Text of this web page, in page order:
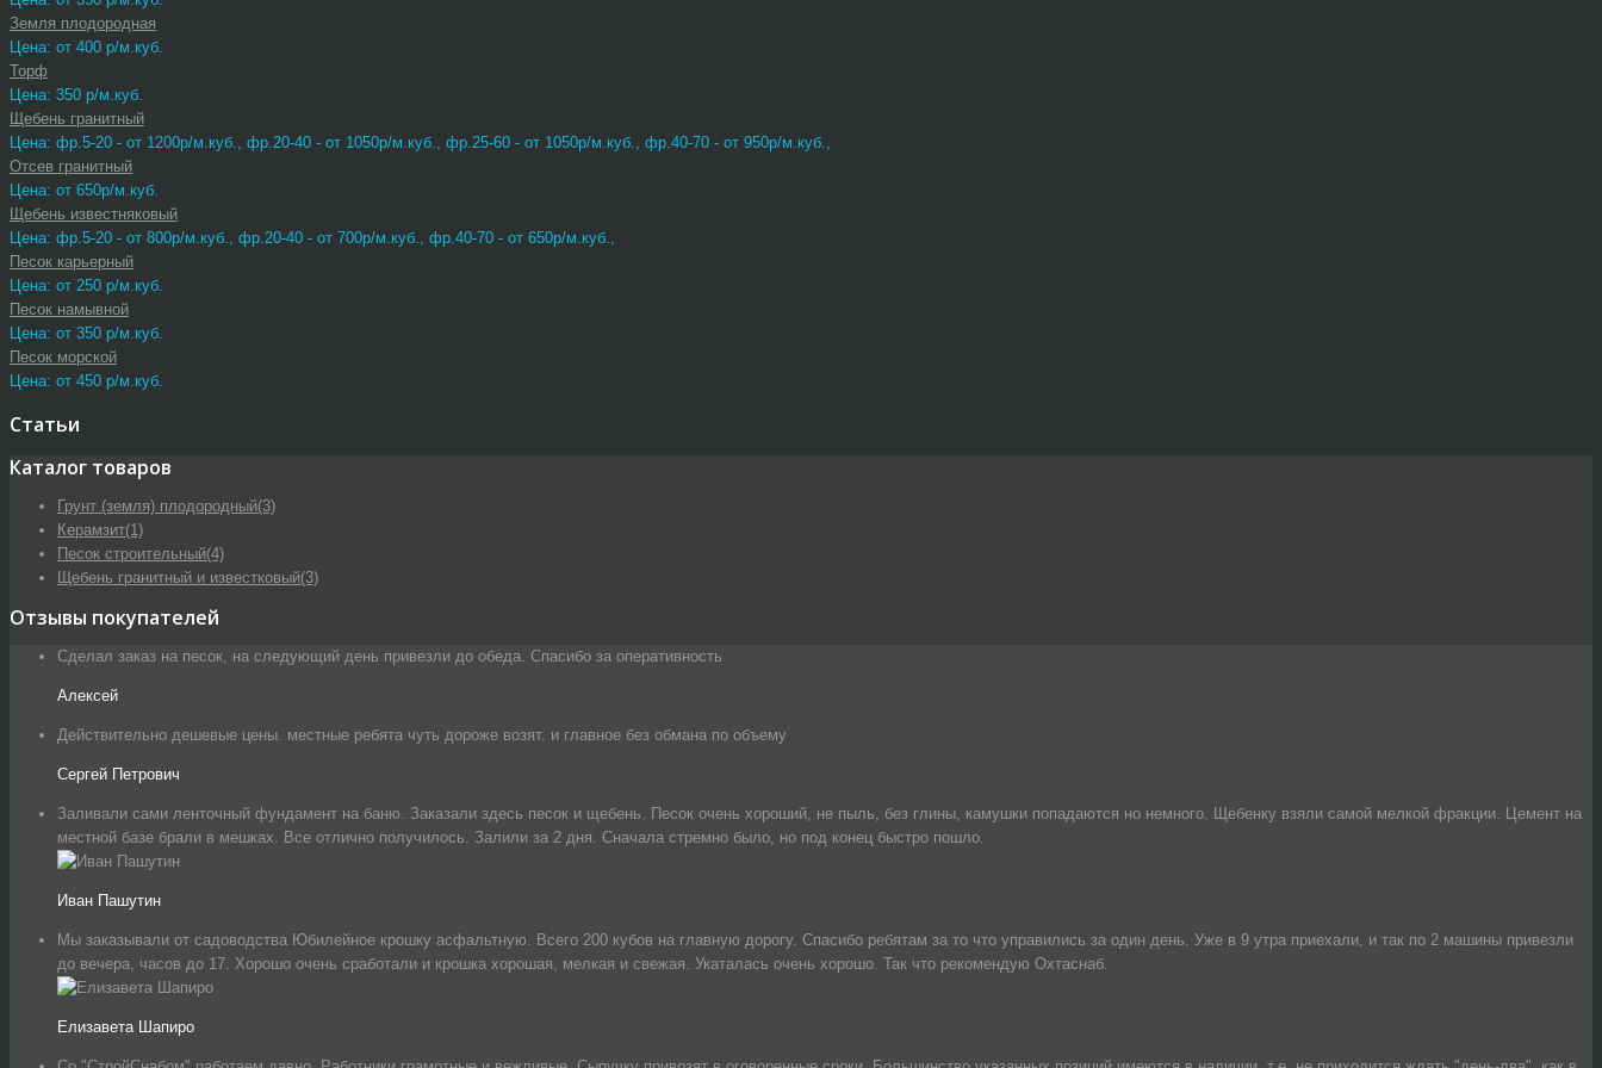
Земля плодородная
Цена: от 400 р/м.куб.
Торф
Цена: 350 р/м.куб.
Щебень гранитный
Цена: фр.5-20 - от 1200р/м.куб., фр.20-40 - от 1050р/м.куб., фр.25-60 - от 1050р/м.куб., фр.40-70 - от 950р/м.куб.,
Отсев гранитный
Цена: от 650р/м.куб.
Щебень известняковый
Цена: фр.5-20 - от 800р/м.куб., фр.20-40 - от 700р/м.куб., фр.40-70 - от 650р/м.куб.,
Песок карьерный
Цена: от 250 р/м.куб.
Песок намывной
Цена: от 350 р/м.куб.
Песок морской
Цена: от 450 р/м.куб.
Статьи
Каталог товаров
Грунт (земля) плодородный(3)
Керамзит(1)
Песок строительный(4)
Щебень гранитный и известковый(3)
Отзывы покупателей
Сделал заказ на песок, на следующий день привезли до обеда. Спасибо за оперативность
Алексей
Действительно дешевые цены. местные ребята чуть дороже возят. и главное без обмана по объему
Сергей Петрович
Заливали сами ленточный фундамент на баню. Заказали здесь песок и щебень. Песок очень хороший, не пыль, без глины, камушки попадаются но немного. Щебенку взяли самой мелкой фракции. Цемент на
местной базе брали в мешках. Все отлично получилось. Залили за 2 дня. Сначала стремно было, но под конец быстро пошло.
Иван Пашутин
Мы заказывали от садоводства Юбилейное крошку асфальтную. Всего 200 кубов на главную дорогу. Спасибо ребятам за то что управились за один день. Уже в 9 утра приехали, и так по 2 машины привезли
до вечера, часов до 17. Хорошо очень сработали и крошка хорошая, мелкая и свежая. Укаталась очень хорошо. Так что рекомендую Охтаснаб.
Елизавета Шапиро